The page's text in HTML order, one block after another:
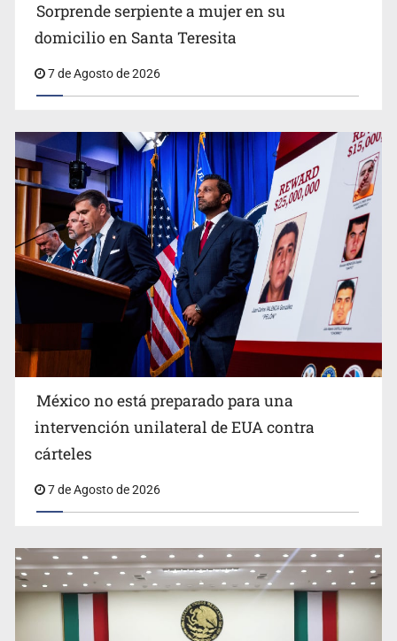
Procesan a el “R1”, presunto líder criminal en Jalisco y
Michoacán
Desapariciones en Jalisco, con complicidad de policías,
Sorprende serpiente a mujer en su
domicilio en Santa Teresita
7 de Agosto de 2026
México no está preparado para una
intervención unilateral de EUA contra
cárteles
7 de Agosto de 2026